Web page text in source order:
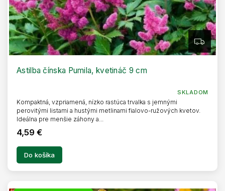
Z
A
D
Astilba čínska Pumila, kvetináč 9 cm
SKLADOM
4,59 €
Do košíka
Kompaktná, vzpriamená, nízko rastúca trvalka s jemnými
perovitými listami a hustými metlinami fialovo-ružových kvetov.
Ideálna pre menšie záhony a...